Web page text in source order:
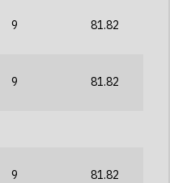
9 81.82
9 81.82
9 81.82